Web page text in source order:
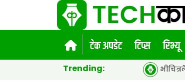
टेक अपडेट टिप्स रिभ्यू
Trending: भीचित्रले जित्यो